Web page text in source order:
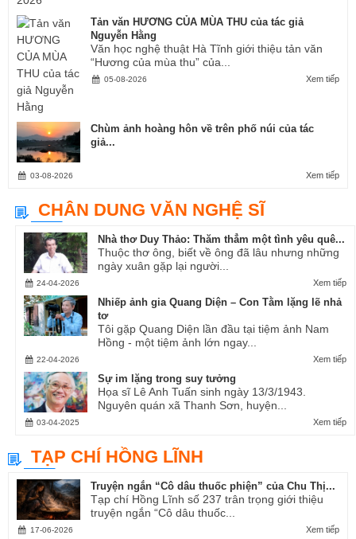
Tản văn HƯƠNG CỦA MÙA THU của tác giả
Nguyễn Hằng
Văn học nghệ thuật Hà Tĩnh giới thiệu tản văn
“Hương của mùa thu” của...
Xem tiếp
05-08-2026
Chùm ảnh hoàng hôn về trên phố núi của tác
giả...
Xem tiếp
03-08-2026
CHÂN DUNG VĂN NGHỆ SĨ
Nhà thơ Duy Thảo: Thăm thẳm một tình yêu quê...
Thuộc thơ ông, biết về ông đã lâu nhưng những
ngày xuân gặp lại người...
Xem tiếp
24-04-2026
Nhiếp ảnh gia Quang Diện – Con Tằm lặng lẽ nhả
tơ
Tôi gặp Quang Diện lần đầu tại tiệm ảnh Nam
Hồng - một tiệm ảnh lớn ngay...
Xem tiếp
22-04-2026
Sự im lặng trong suy tưởng
Họa sĩ Lê Anh Tuấn sinh ngày 13/3/1943.
Nguyên quán xã Thanh Sơn, huyện...
Xem tiếp
03-04-2025
TẠP CHÍ HỒNG LĨNH
Truyện ngắn “Cô dâu thuốc phiện” của Chu Thị...
Tạp chí Hồng Lĩnh số 237 trân trọng giới thiệu
truyện ngắn “Cô dâu thuốc...
Xem tiếp
17-06-2026